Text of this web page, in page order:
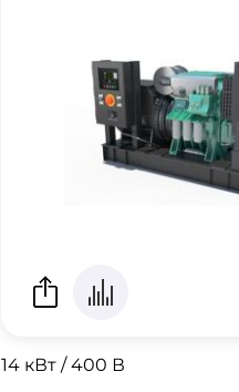
14 кВт / 400 В